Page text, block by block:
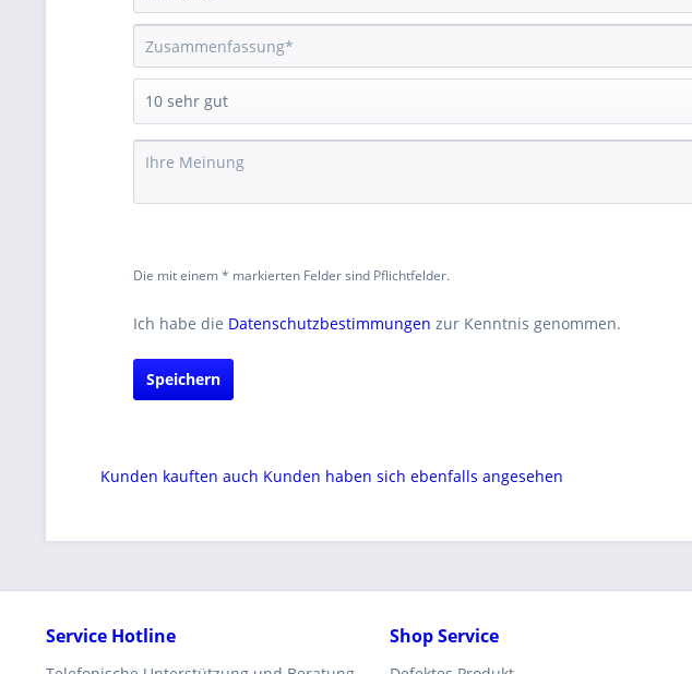
Die mit einem * markierten Felder sind Pflichtfelder.
Ich habe die Datenschutzbestimmungen zur Kenntnis genommen.
Speichern
Kunden kauften auch Kunden haben sich ebenfalls angesehen
Service Hotline Shop Service